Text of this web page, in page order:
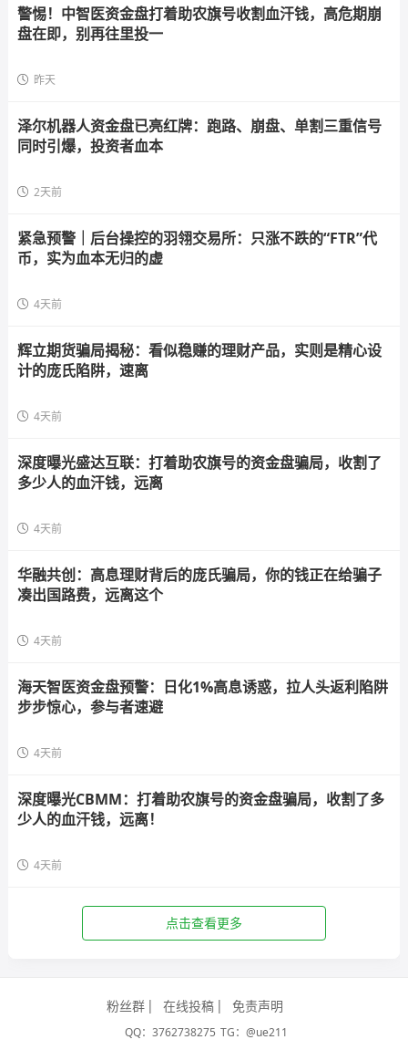
警惕！中智医资金盘打着助农旗号收割血汗钱，高危期崩
盘在即，别再往里投一
昨天
泽尔机器人资金盘已亮红牌：跑路、崩盘、单割三重信号
同时引爆，投资者血本
2天前
紧急预警｜后台操控的羽翎交易所：只涨不跌的“FTR”代
币，实为血本无归的虚
4天前
辉立期货骗局揭秘：看似稳赚的理财产品，实则是精心设
计的庞氏陷阱，速离
4天前
深度曝光盛达互联：打着助农旗号的资金盘骗局，收割了
多少人的血汗钱，远离
4天前
华融共创：高息理财背后的庞氏骗局，你的钱正在给骗子
凑出国路费，远离这个
4天前
海天智医资金盘预警：日化1%高息诱惑，拉人头返利陷阱
步步惊心，参与者速避
4天前
深度曝光CBMM：打着助农旗号的资金盘骗局，收割了多
少人的血汗钱，远离！
4天前
点击查看更多
粉丝群 在线投稿 免责声明
QQ：3762738275 TG：@ue211